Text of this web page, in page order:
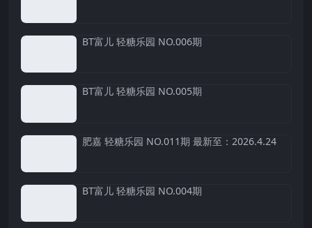
BT富儿 轻糖乐园 NO.006期
BT富儿 轻糖乐园 NO.005期
肥嘉 轻糖乐园 NO.011期 最新至：2026.4.24
BT富儿 轻糖乐园 NO.004期